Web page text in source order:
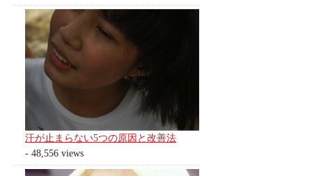
汗が止まらない5つの原因と改善法
- 48,556 views